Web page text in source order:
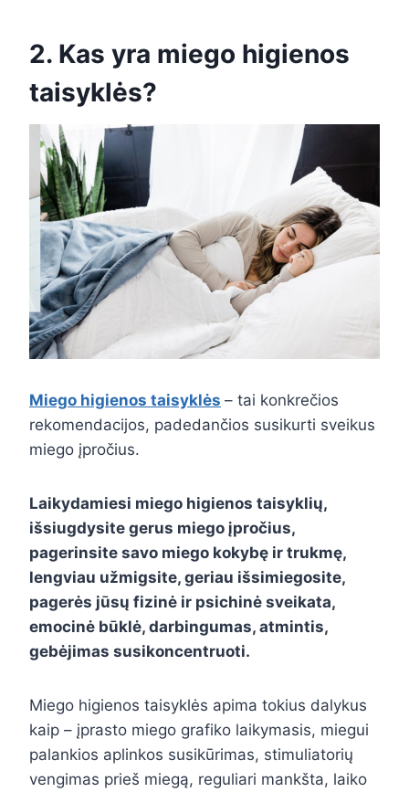
2. Kas yra miego higienos
taisyklės?
Miego higienos taisyklės – tai konkrečios
rekomendacijos, padedančios susikurti sveikus
miego įpročius.
Laikydamiesi miego higienos taisyklių,
išsiugdysite gerus miego įpročius,
pagerinsite savo miego kokybę ir trukmę,
lengviau užmigsite, geriau išsimiegosite,
pagerės jūsų fizinė ir psichinė sveikata,
emocinė būklė, darbingumas, atmintis,
gebėjimas susikoncentruoti.
Miego higienos taisyklės apima tokius dalykus
kaip – įprasto miego grafiko laikymasis, miegui
palankios aplinkos susikūrimas, stimuliatorių
vengimas prieš miegą, reguliari mankšta, laiko